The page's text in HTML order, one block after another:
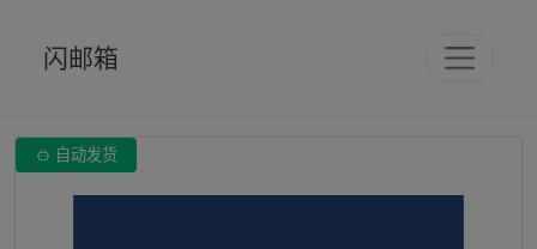
闪邮箱
 自动发货